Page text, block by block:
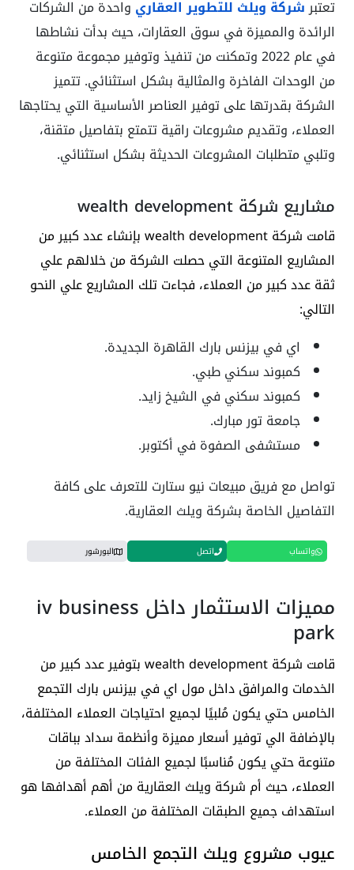
تعتبرشركة ويلث للتطوير العقاري واحدة من الشركات
الرائدة والمميزة في سوق العقارات، حيث بدأت نشاطها
في عام 2022 وتمكنت من تنفيذ وتوفير مجموعة متنوعة
من الوحدات الفاخرة والمثالية بشكل استثنائي. تتميز
الشركة بقدرتها على توفير العناصر الأساسية التي يحتاجها
العملاء، وتقديم مشروعات راقية تتمتع بتفاصيل متقنة،
وتلبي متطلبات المشروعات الحديثة بشكل استثنائي.
مشاريع شركة wealth development
قامت شركة wealth development بإنشاء عدد كبير من
المشاريع المتنوعة التي حصلت الشركة من خلالهم علي
ثقة عدد كبير من العملاء، فجاءت تلك المشاريع علي النحو
التالي:
اي في بيزنس بارك القاهرة الجديدة.
كمبوند سكني طبي.
كمبوند سكني في الشيخ زايد.
جامعة تور مبارك.
مستشفى الصفوة في أكتوبر.
تواصل مع فريق مبيعات نيو ستارت للتعرف على كافة
التفاصيل الخاصة بشركة ويلث العقارية.
واتساب اتصل البورشور
مميزات الاستثمار داخل iv business
park
قامت شركة wealth development بتوفير عدد كبير من
الخدمات والمرافق داخل مول اي في بيزنس بارك التجمع
الخامسحتي يكون مُلبيًا لجميع احتياجات العملاء المختلفة،
بالإضافة الي توفير أسعار مميزة وأنظمة سداد بباقات
متنوعة حتي يكون مُناسبًا لجميع الفئات المختلفة من
العملاء، حيث أم شركة ويلث العقارية من أهم أهدافها هو
استهداف جميع الطبقات المختلفة من العملاء.
عيوب مشروع ويلث التجمع الخامس